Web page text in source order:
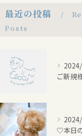
最近の投稿
Posts
ご新規